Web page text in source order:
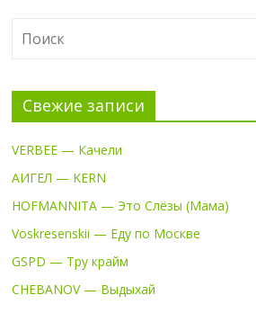
Свежие записи
VERBEE — Качели
АИГЕЛ — KERN
HOFMANNITA — Это Слёзы (Мама)
Voskresenskii — Еду по Москве
GSPD — Тру крайм
CHEBANOV — Выдыхай